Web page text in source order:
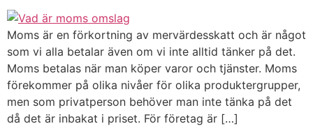
Moms är en förkortning av mervärdesskatt och är något
som vi alla betalar även om vi inte alltid tänker på det.
Moms betalas när man köper varor och tjänster. Moms
förekommer på olika nivåer för olika produktergrupper,
men som privatperson behöver man inte tänka på det
då det är inbakat i priset. För företag är […]